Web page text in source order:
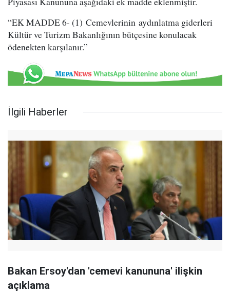
“EK MADDE 6- (1) Cemevlerinin aydınlatma giderleri
Kültür ve Turizm Bakanlığının bütçesine konulacak
ödenekten karşılanır.”
İlgili Haberler
Bakan Ersoy'dan 'cemevi kanununa' ilişkin
açıklama